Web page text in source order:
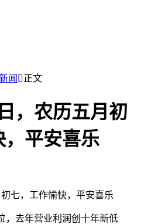
闻 正文
，农历五月初
，平安喜乐
七，工作愉快，平安喜乐
，去年营业利润创十年新低